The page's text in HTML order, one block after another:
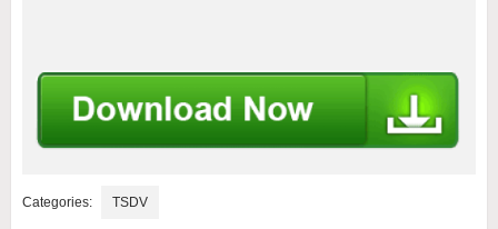
Categories: TSDV